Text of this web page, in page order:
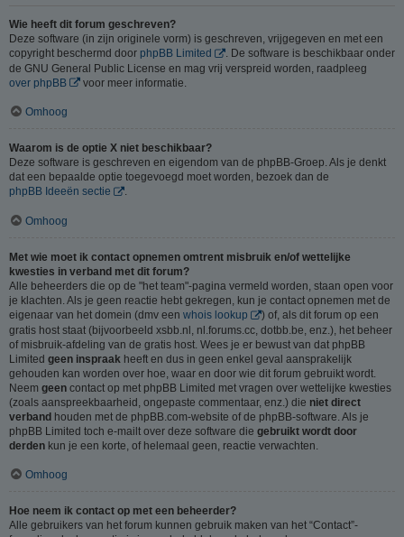
Wie heeft dit forum geschreven?
Deze software (in zijn originele vorm) is geschreven, vrijgegeven en met een
copyright beschermd door phpBB Limited
. De software is beschikbaar onder
de GNU General Public License en mag vrij verspreid worden, raadpleeg
over phpBB
voor meer informatie.
Omhoog
Waarom is de optie X niet beschikbaar?
Deze software is geschreven en eigendom van de phpBB-Groep. Als je denkt
dat een bepaalde optie toegevoegd moet worden, bezoek dan de
phpBB Ideeën sectie
.
Omhoog
Met wie moet ik contact opnemen omtrent misbruik en/of wettelijke
kwesties in verband met dit forum?
Alle beheerders die op de "het team"-pagina vermeld worden, staan open voor
je klachten. Als je geen reactie hebt gekregen, kun je contact opnemen met de
eigenaar van het domein (dmv een whois lookup
) of, als dit forum op een
gratis host staat (bijvoorbeeld xsbb.nl, nl.forums.cc, dotbb.be, enz.), het beheer
of misbruik-afdeling van de gratis host. Wees je er bewust van dat phpBB
Limited geen inspraak heeft en dus in geen enkel geval aansprakelijk
gehouden kan worden over hoe, waar en door wie dit forum gebruikt wordt.
Neem geen contact op met phpBB Limited met vragen over wettelijke kwesties
(zoals aanspreekbaarheid, ongepaste commentaar, enz.) die niet direct
verband houden met de phpBB.com-website of de phpBB-software. Als je
phpBB Limited toch e-mailt over deze software die gebruikt wordt door
derden kun je een korte, of helemaal geen, reactie verwachten.
Omhoog
Hoe neem ik contact op met een beheerder?
Alle gebruikers van het forum kunnen gebruik maken van het “Contact”-